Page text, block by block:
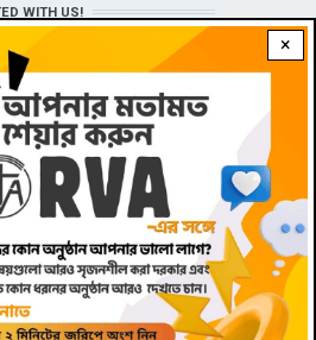
×
WITH US!